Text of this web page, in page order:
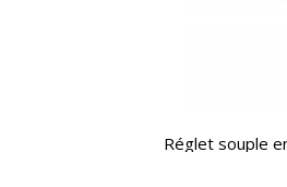
Réglet souple